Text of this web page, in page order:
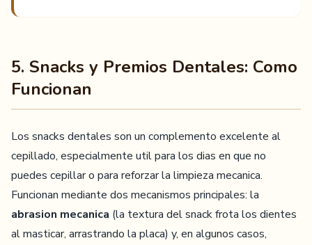
5. Snacks y Premios Dentales: Como
Funcionan
Los snacks dentales son un complemento excelente al
cepillado, especialmente util para los dias en que no
puedes cepillar o para reforzar la limpieza mecanica.
Funcionan mediante dos mecanismos principales: la
abrasion mecanica (la textura del snack frota los dientes
al masticar, arrastrando la placa) y, en algunos casos,